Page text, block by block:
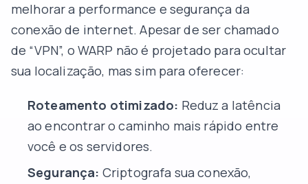
melhorar a performance e segurança da
conexão de internet. Apesar de ser chamado
de “VPN”, o WARP não é projetado para ocultar
sua localização, mas sim para oferecer:
Roteamento otimizado: Reduz a latência
ao encontrar o caminho mais rápido entre
você e os servidores.
Segurança: Criptografa sua conexão,